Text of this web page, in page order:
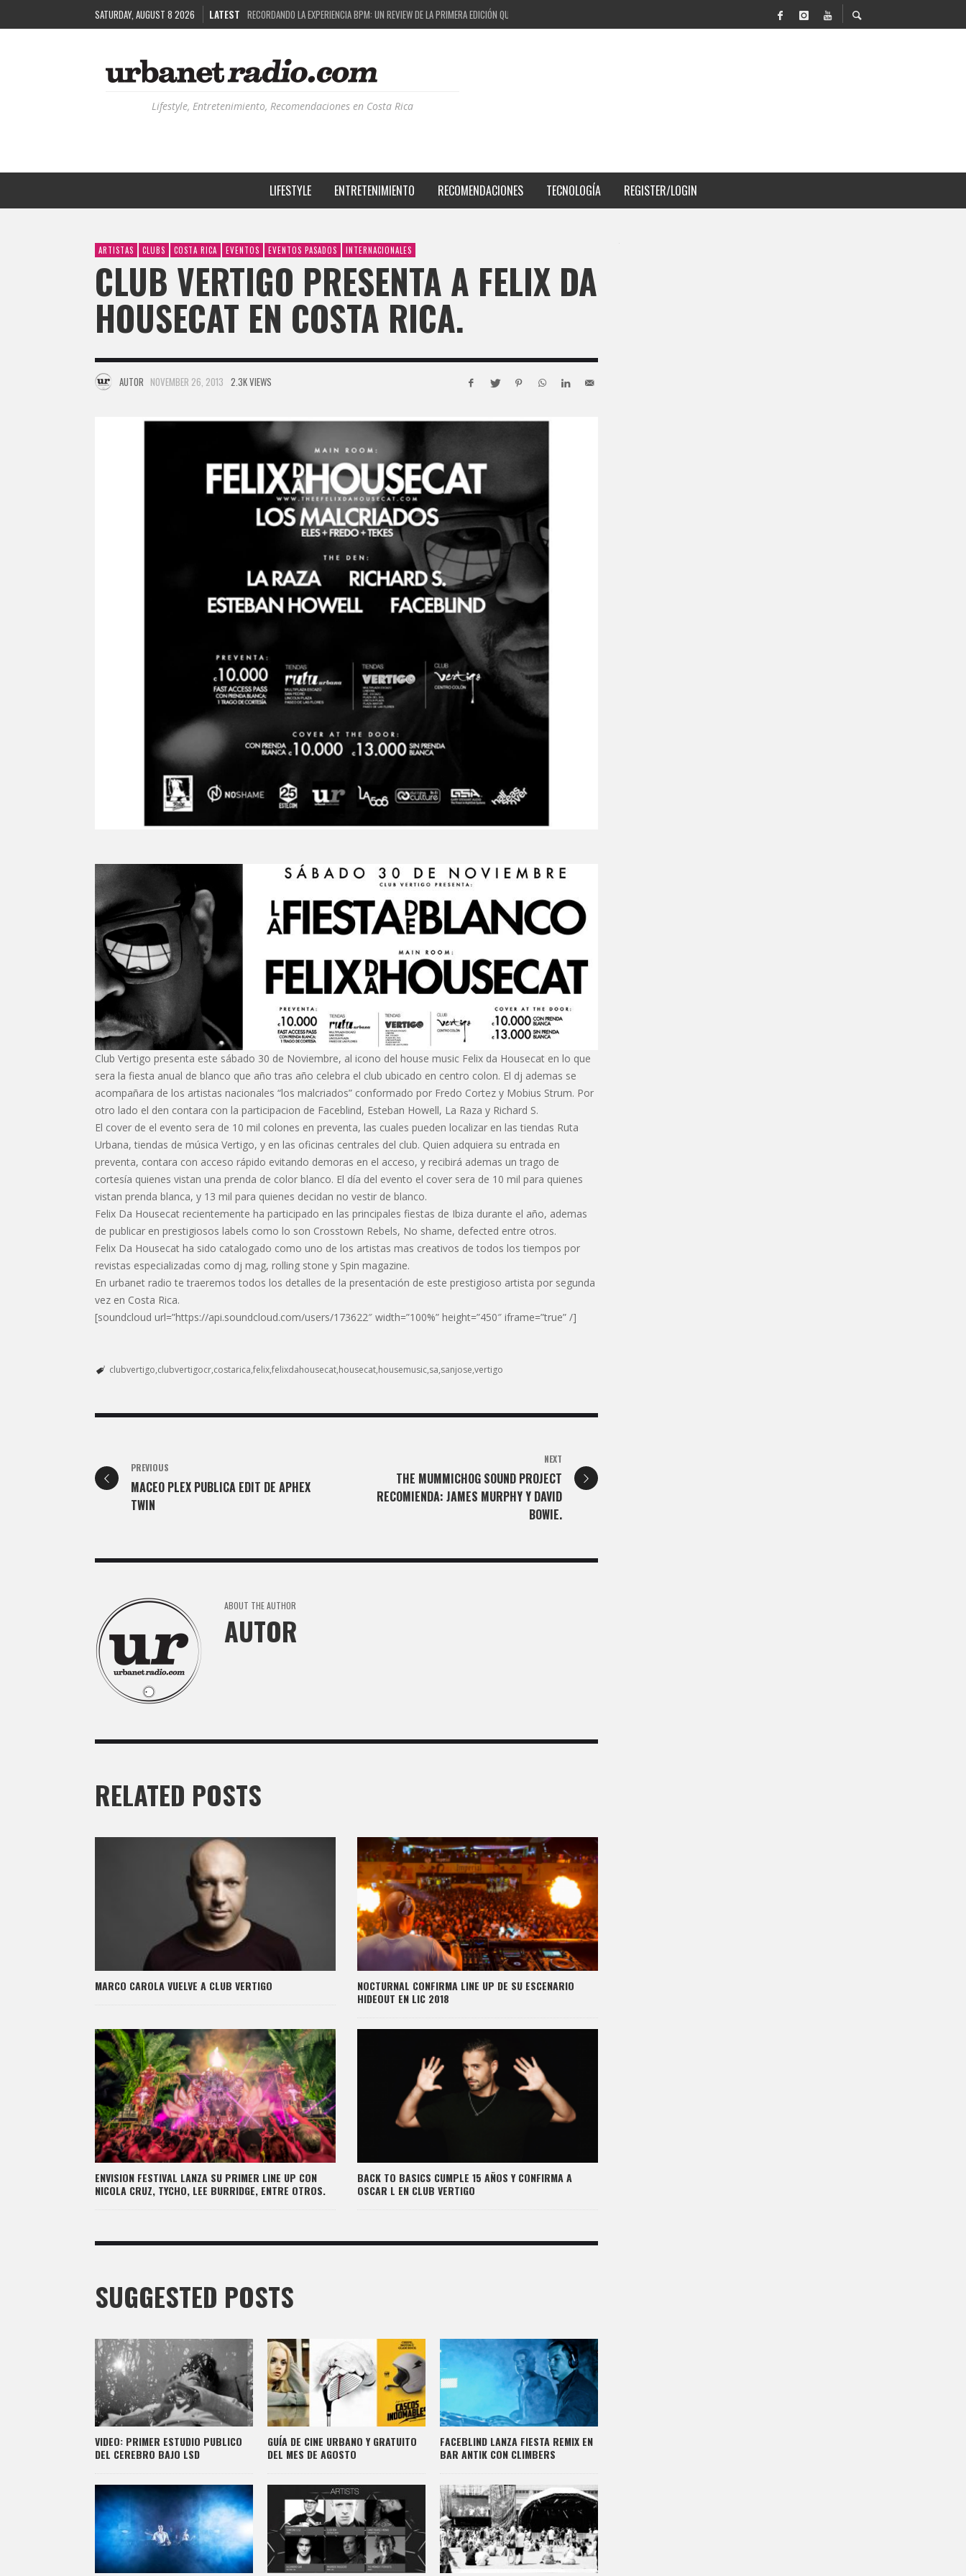
SATURDAY, AUGUST 8 2026 LATEST COSTA RICA Y EL BPM FESTIVAL: UNA COMBINACIÓN EXITOSA
RUTAS NATURBANAS: EL PROYECTO QUE ESTÁ TRANSFORMANDO LA CALIDAD DE VIDA DEL TRANSEÚNTE TICO CON MOVILIDAD Y PAISAJISMO
RECORDANDO LA EXPERIENCIA BPM: UN REVIEW DE LA PRIMERA EDICIÓN QUE TRAJO EL TALENTO DE MÁS DE 100 DJS A COSTA RICA
Lifestyle, Entretenimiento, Recomendaciones en Costa Rica
LIFESTYLE ENTRETENIMIENTO RECOMENDACIONES TECNOLOGÍA REGISTER/LOGIN
ARTISTAS CLUBS COSTA RICA EVENTOS EVENTOS PASADOS INTERNACIONALES
CLUB VERTIGO PRESENTA A FELIX DA
HOUSECAT EN COSTA RICA.
AUTOR NOVEMBER 26, 2013 2.3K VIEWS
Club Vertigo presenta este sábado 30 de Noviembre, al icono del house music Felix da Housecat en lo que
sera la fiesta anual de blanco que año tras año celebra el club ubicado en centro colon. El dj ademas se
acompañara de los artistas nacionales “los malcriados” conformado por Fredo Cortez y Mobius Strum. Por
otro lado el den contara con la participacion de Faceblind, Esteban Howell, La Raza y Richard S.
El cover de el evento sera de 10 mil colones en preventa, las cuales pueden localizar en las tiendas Ruta
Urbana, tiendas de música Vertigo, y en las oficinas centrales del club. Quien adquiera su entrada en
preventa, contara con acceso rápido evitando demoras en el acceso, y recibirá ademas un trago de
cortesía quienes vistan una prenda de color blanco. El día del evento el cover sera de 10 mil para quienes
vistan prenda blanca, y 13 mil para quienes decidan no vestir de blanco.
Felix Da Housecat recientemente ha participado en las principales fiestas de Ibiza durante el año, ademas
de publicar en prestigiosos labels como lo son Crosstown Rebels, No shame, defected entre otros.
Felix Da Housecat ha sido catalogado como uno de los artistas mas creativos de todos los tiempos por
revistas especializadas como dj mag, rolling stone y Spin magazine.
En urbanet radio te traeremos todos los detalles de la presentación de este prestigioso artista por segunda
vez en Costa Rica.
[soundcloud url=”https://api.soundcloud.com/users/173622″ width=”100%” height=”450″ iframe=”true” /]
clubvertigo clubvertigocr costarica felixfelixdahousecat housecat housemusic sa sanjose vertigo
PREVIOUS
MACEO PLEX PUBLICA EDIT DE APHEX
TWIN
NEXT
THE MUMMICHOG SOUND PROJECT
RECOMIENDA: JAMES MURPHY Y DAVID
BOWIE.
ABOUT THE AUTHOR
AUTOR
RELATED POSTS
MARCO CAROLA VUELVE A CLUB VERTIGO
NOCTURNAL CONFIRMA LINE UP DE SU ESCENARIO
HIDEOUT EN LIC 2018
ENVISION FESTIVAL LANZA SU PRIMER LINE UP CON
NICOLA CRUZ, TYCHO, LEE BURRIDGE, ENTRE OTROS.
BACK TO BASICS CUMPLE 15 AÑOS Y CONFIRMA A
OSCAR L EN CLUB VERTIGO
SUGGESTED POSTS
VIDEO: PRIMER ESTUDIO PUBLICO
DEL CEREBRO BAJO LSD
GUÍA DE CINE URBANO Y GRATUITO
DEL MES DE AGOSTO
FACEBLIND LANZA FIESTA REMIX EN
BAR ANTIK CON CLIMBERS